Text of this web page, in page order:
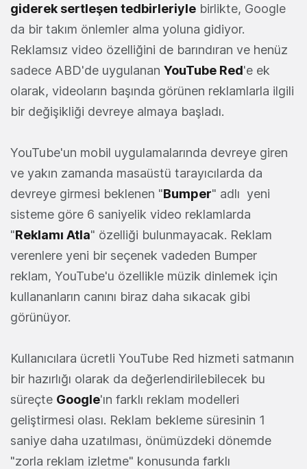
giderek sertleşen tedbirleriyle birlikte, Google
da bir takım önlemler alma yoluna gidiyor.
Reklamsız video özelliğini de barındıran ve henüz
sadece ABD'de uygulanan YouTube Red'e ek
olarak, videoların başında görünen reklamlarla ilgili
bir değişikliği devreye almaya başladı.
YouTube'un mobil uygulamalarında devreye giren
ve yakın zamanda masaüstü tarayıcılarda da
devreye girmesi beklenen "Bumper" adlı yeni
sisteme göre 6 saniyelik video reklamlarda
"Reklamı Atla" özelliği bulunmayacak. Reklam
verenlere yeni bir seçenek vadeden Bumper
reklam, YouTube'u özellikle müzik dinlemek için
kullananların canını biraz daha sıkacak gibi
görünüyor.
Kullanıcılara ücretli YouTube Red hizmeti satmanın
bir hazırlığı olarak da değerlendirilebilecek bu
süreçte Google'ın farklı reklam modelleri
geliştirmesi olası. Reklam bekleme süresinin 1
saniye daha uzatılması, önümüzdeki dönemde
"zorla reklam izletme" konusunda farklı